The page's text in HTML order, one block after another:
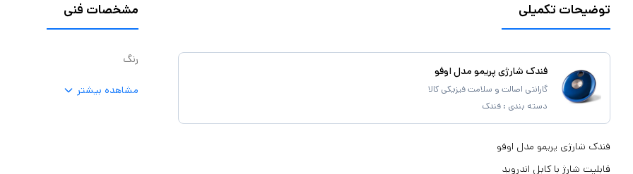
توضیحات تکمیلی
فندک شارژی پریمو مدل اوفو
گارانتی اصالت و سلامت فیزیکی کالا
دسته بندی : فندک
فندک شارژی پریمو مدل اوفو
قابلیت شارژ با کابل اندروید
مشخصات فنی
رنگ
مشاهده بیشتر